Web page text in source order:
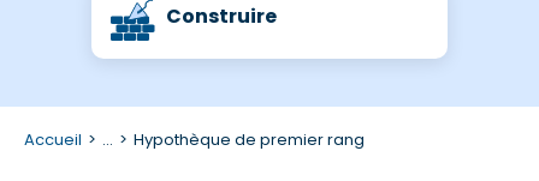
Construire
Accueil ... Hypothèque de premier rang